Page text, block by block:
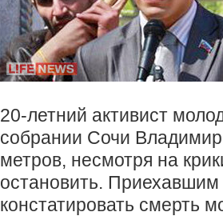
20-летний активист
собрании Сочи
метров, несмотря на
остановить.
констатировать смерть